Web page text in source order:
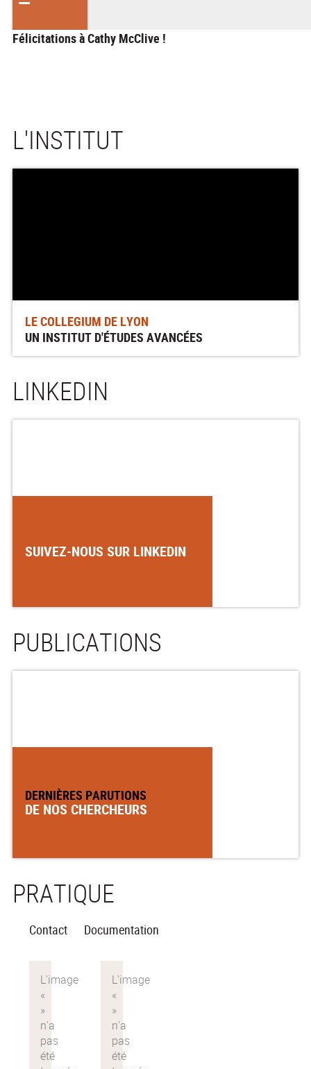
Félicitations à Cathy McClive !
L'INSTITUT
LE COLLEGIUM DE LYON
UN INSTITUT D'ÉTUDES AVANCÉES
LINKEDIN
SUIVEZ-NOUS SUR LINKEDIN
PUBLICATIONS
DERNIÈRES PARUTIONS
DE NOS CHERCHEURS
PRATIQUE
Contact Documentation